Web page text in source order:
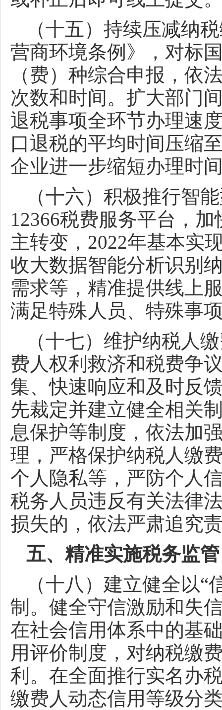
（十五）持续压减纳
营商环境条例》，对标
（费）种综合申报，依
次数和时间。扩大部门
退税事项全环节办理速
口退税的平均时间压缩
企业进一步缩短办理时
（十六）积极推行智
12366税费服务平台，
主转变，2022年基本实
收大数据智能分析识别
需求等，精准提供线上
满足特殊人员、特殊事
（十七）维护纳税人
费人权利救济和税费争
集、快速响应和及时反
先裁定并建立健全相关
息保护等制度，依法加
理，严格保护纳税人缴
个人隐私等，严防个人
税务人员违反有关法律
损失的，依法严肃追究
五、精准实施税务监管
（十八）建立健全以
制。健全守信激励和失
在社会信用体系中的基
用评价制度，对纳税缴
利。在全面推行实名办
缴费人动态信用等级分